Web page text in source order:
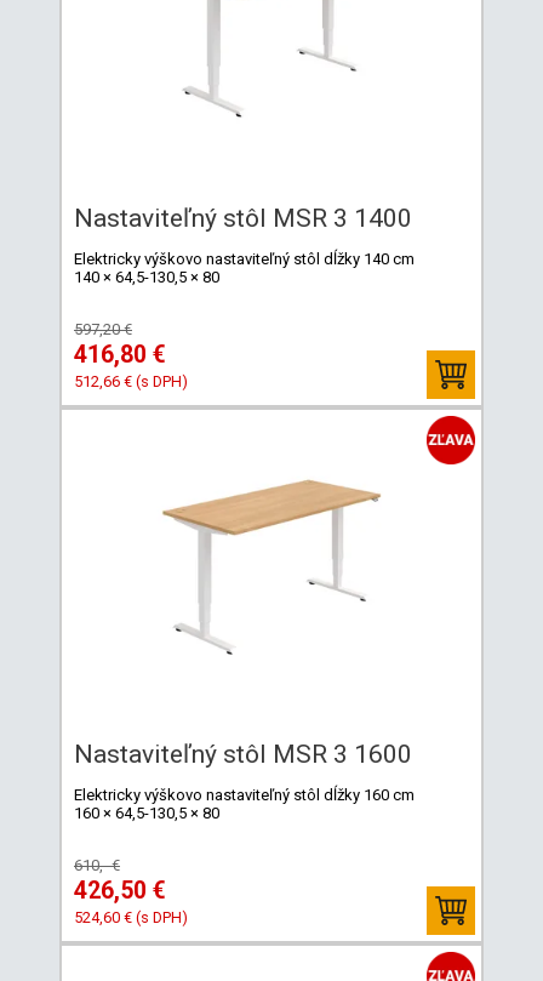
Nastaviteľný stôl MSR 3 1400
Elektricky výškovo nastaviteľný stôl dĺžky 140 cm
140 × 64,5-130,5 × 80
597,20 €
416,80 €
512,66 € (s DPH)
Nastaviteľný stôl MSR 3 1600
Elektricky výškovo nastaviteľný stôl dĺžky 160 cm
160 × 64,5-130,5 × 80
610,- €
426,50 €
524,60 € (s DPH)